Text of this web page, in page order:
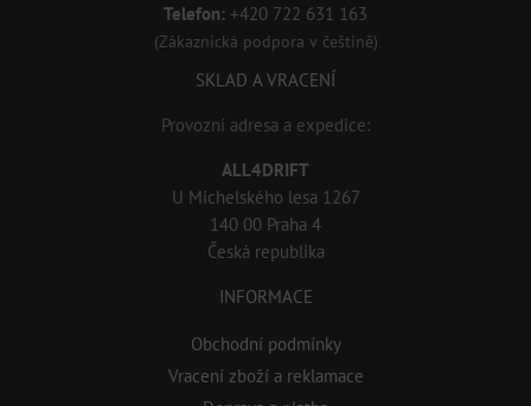
Telefon: +420 722 631 163
(Zákaznická podpora v češtině)
SKLAD A VRACENÍ
Provozní adresa a expedice:
ALL4DRIFT
U Michelského lesa 1267
140 00 Praha 4
Česká republika
INFORMACE
Obchodní podmínky
Vracení zboží a reklamace